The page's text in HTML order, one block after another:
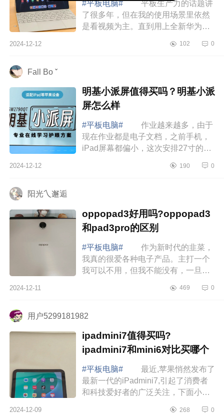
#平板电脑# 平板生产力的话题讲
了很多年，但在我的使用场景里依然
是看视频为主。直到用上全新华为
改变了我的看法。下面小编为大家介
2024-12-12 102 0
Fall Bo ˇ
明基小派屏值得买吗？明基小派
屏怎么样
#平板电脑#
作业越来越多，由于
现在作业都是电子文档，之前手机，
iPad屏幕都偏小，这次安排27寸的明
下面小编为大家介绍下明基小派屏值
2024-12-12 190 0
阳光乀邂逅
oppopad3好用吗?oppopad3
和pad3pro的区别
#平板电脑#
作为新时代的韭菜，
我真的很爱各种电子产品。主打一个
我可以不用，但我不能没有，一旦拥
一不会吃灰的就只有这台OPPOPad3
2024-12-11 469 0
用户5299181982
ipadmini7值得买吗?
ipadmini7和mini6对比买哪个
#平板电脑#
最近,苹果悄然发布了
最新一代的iPadmini7,引起了消费者
和科技爱好者的广泛关注，下面小编
ipadmini7和mini6对比买哪个
2024-12-09 268 0